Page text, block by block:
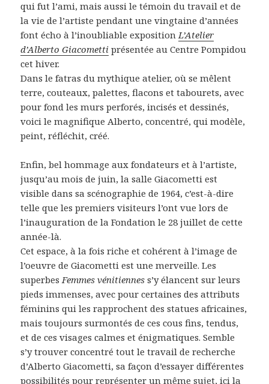
qui fut l’ami, mais aussi le témoin du travail et de
la vie de l’artiste pendant une vingtaine d’années
font écho à l’inoubliable expositionL’Atelier
d’Alberto Giacometti présentée au Centre Pompidou
cet hiver.
Dans le fatras du mythique atelier, où se mêlent
terre, couteaux, palettes, flacons et tabourets, avec
pour fond les murs perforés, incisés et dessinés,
voici le magnifique Alberto, concentré, qui modèle,
peint, réfléchit, créé.
Enfin, bel hommage aux fondateurs et à l’artiste,
jusqu’au mois de juin, la salle Giacometti est
visible dans sa scénographie de 1964, c’est-à-dire
telle que les premiers visiteurs l’ont vue lors de
l’inauguration de la Fondation le 28 juillet de cette
année-là.
Cet espace, à la fois riche et cohérent à l’image de
l’oeuvre de Giacometti est une merveille. Les
superbesFemmes vénitiennes s’y élancent sur leurs
pieds immenses, avec pour certaines des attributs
féminins qui les rapprochent des statues africaines,
mais toujours surmontés de ces cous fins, tendus,
et de ces visages calmes et énigmatiques. Semble
s’y trouver concentré tout le travail de recherche
d’Alberto Giacometti, sa façon d’essayer différentes
possibilités pour représenter un même sujet, ici la